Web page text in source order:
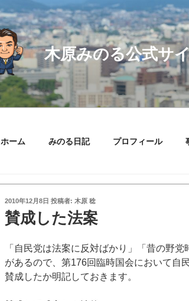
木原みのる公式サ
ホーム みのる日記 プロフィール
投
稿
日:
2010年12月8日 投稿者: 木原 稔
賛成した法案
「自民党は法案に反対ばかり」「昔の野
があるので、第176回臨時国会において自
賛成したか明記しておきます。